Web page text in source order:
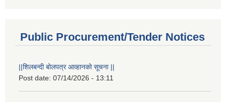
Public Procurement/Tender Notices
||शिलबन्दी बोलपत्र आव्हानको सूचना ||
Post date: 07/14/2026 - 13:11